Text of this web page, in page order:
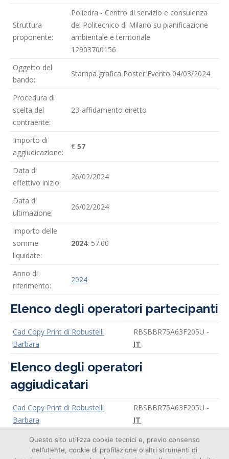
Struttura
proponente:
Poliedra - Centro di servizio e consulenza
del Politecnico di Milano su pianificazione
ambientale e territoriale
12903700156
Oggetto del
bando:
Stampa grafica Poster Evento 04/03/2024
Procedura di
scelta del
contraente:
23-affidamento diretto
Importo di
aggiudicazione:
€ 57
Data di
effettivo inizio:
26/02/2024
Data di
ultimazione:
26/02/2024
Importo delle
somme
liquidate:
2024: 57.00
Anno di
riferimento:
2024
Elenco degli operatori partecipanti
Cad Copy Print di Robustelli
Barbara
RBSBBR75A63F205U -
IT
Elenco degli operatori
aggiudicatari
Cad Copy Print di Robustelli
Barbara
RBSBBR75A63F205U -
IT
Questo sito utilizza cookie tecnici e, previo consenso
dell’utente, cookie di profilazione o altri strumenti di